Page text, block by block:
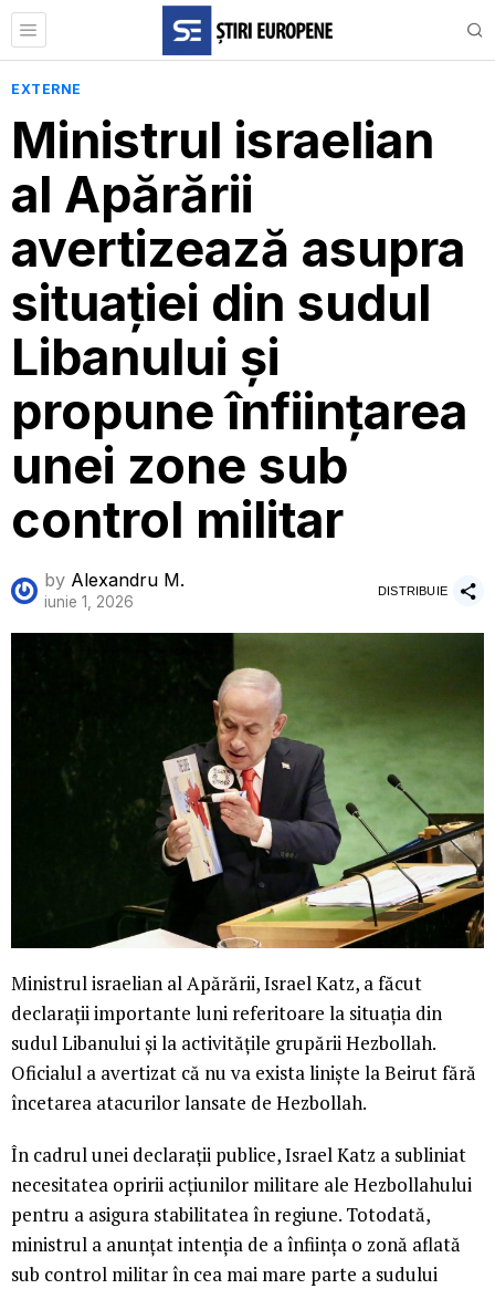
EXTERNE
Ministrul israelian
al Apărării
avertizează asupra
situației din sudul
Libanului și
propune înființarea
unei zone sub
control militar
by Alexandru M.
iunie 1, 2026
DISTRIBUIE
Ministrul israelian al Apărării, Israel Katz, a făcut
declarații importante luni referitoare la situația din
sudul Libanului și la activitățile grupării Hezbollah.
Oficialul a avertizat că nu va exista liniște la Beirut fără
încetarea atacurilor lansate de Hezbollah.
În cadrul unei declarații publice, Israel Katz a subliniat
necesitatea opririi acțiunilor militare ale Hezbollahului
pentru a asigura stabilitatea în regiune. Totodată,
ministrul a anunțat intenția de a înființa o zonă aflată
sub control militar în cea mai mare parte a sudului